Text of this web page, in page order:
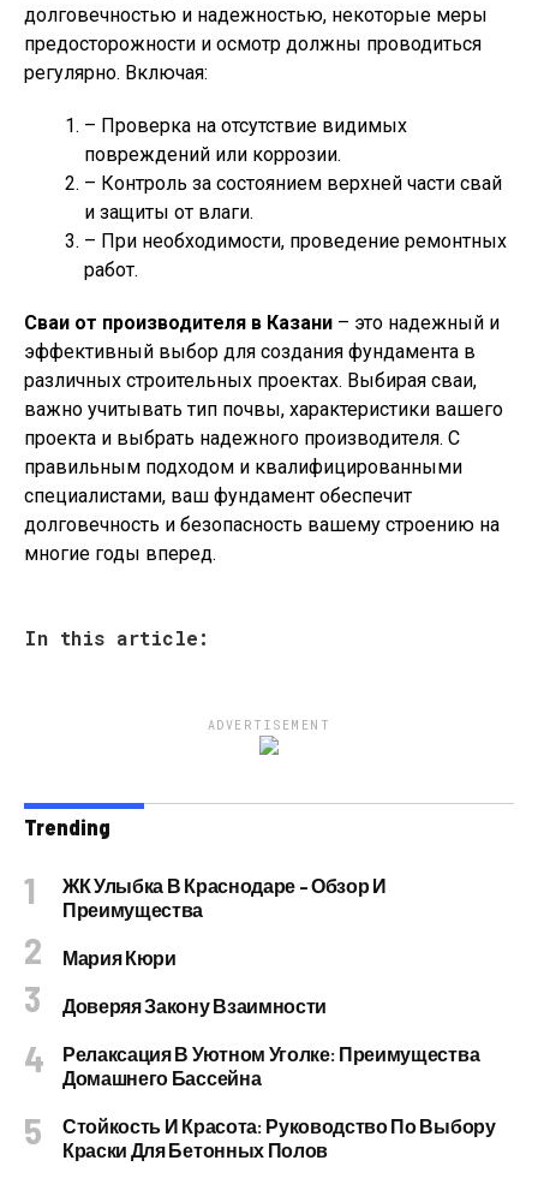
долговечностью и надежностью, некоторые меры
предосторожности и осмотр должны проводиться
регулярно. Включая:
– Проверка на отсутствие видимых
повреждений или коррозии.
– Контроль за состоянием верхней части свай
и защиты от влаги.
– При необходимости, проведение ремонтных
работ.
Сваи от производителя в Казани – это надежный и
эффективный выбор для создания фундамента в
различных строительных проектах. Выбирая сваи,
важно учитывать тип почвы, характеристики вашего
проекта и выбрать надежного производителя. С
правильным подходом и квалифицированными
специалистами, ваш фундамент обеспечит
долговечность и безопасность вашему строению на
многие годы вперед.
In this article:
ADVERTISEMENT
Trending
ЖК Улыбка В Краснодаре – Обзор И
Преимущества
Мария Кюри
Доверяя Закону Взаимности
Релаксация В Уютном Уголке: Преимущества
Домашнего Бассейна
Стойкость И Красота: Руководство По Выбору
Краски Для Бетонных Полов